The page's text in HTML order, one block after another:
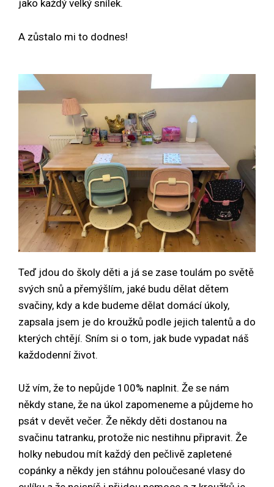
jako každý velký snílek.
A zůstalo mi to dodnes!
Teď jdou do školy děti a já se zase toulám po světě
svých snů a přemýšlím, jaké budu dělat dětem
svačiny, kdy a kde budeme dělat domácí úkoly,
zapsala jsem je do kroužků podle jejich talentů a do
kterých chtějí. Sním si o tom, jak bude vypadat náš
každodenní život.
Už vím, že to nepůjde 100% naplnit. Že se nám
někdy stane, že na úkol zapomeneme a půjdeme ho
psát v devět večer. Že někdy děti dostanou na
svačinu tatranku, protože nic nestihnu připravit. Že
holky nebudou mít každý den pečlivě zapletené
copánky a někdy jen stáhnu poloučesané vlasy do